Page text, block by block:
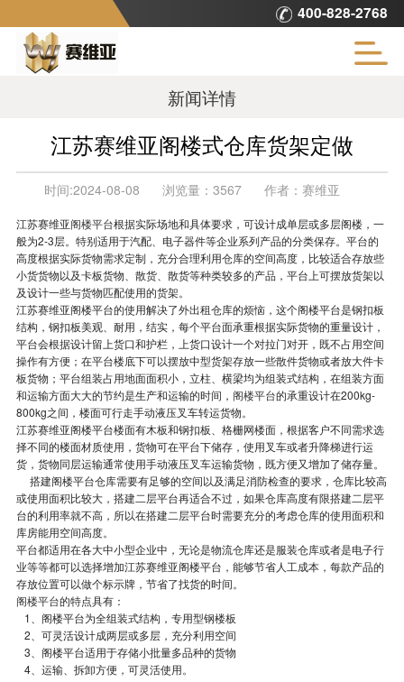
400-828-2768
新闻详情
江苏赛维亚阁楼式仓库货架定做
时间:2024-08-08 浏览量： 3567 作者： 赛维亚
江苏赛维亚阁楼平台根据实际场地和具体要求，可设计成单层或多层阁楼，一
般为2-3层。特别适用于汽配、电子器件等企业系列产品的分类保存。平台的
高度根据实际货物需求定制，充分合理利用仓库的空间高度，比较适合存放些
小货货物以及卡板货物、散货、散货等种类较多的产品，平台上可摆放货架以
及设计一些与货物匹配使用的货架。
江苏赛维亚阁楼平台的使用解决了外出租仓库的烦恼，这个阁楼平台是钢扣板
结构，钢扣板美观、耐用，结实，每个平台面承重根据实际货物的重量设计，
平台会根据设计留上货口和护栏，上货口设计一个对拉门对开，既不占用空间
操作有方便；在平台楼底下可以摆放中型货架存放一些散件货物或者放大件卡
板货物；平台组装占用地面面积小，立柱、横梁均为组装式结构，在组装方面
和运输方面大大的节约是生产和运输的时间， 阁楼平台的承重设计在200kg-
800kg之间，楼面可行走手动液压叉车转运货物。
江苏赛维亚阁楼平台楼面有木板和钢扣板、格栅网楼面，根据客户不同需求选
择不同的楼面材质使用，货物可在平台下储存，使用叉车或者升降梯进行运
货，货物同层运输通常使用手动液压叉车运输货物，既方便又增加了储存量。
搭建阁楼平台仓库需要有足够的空间以及满足消防检查的要求，仓库比较高
或使用面积比较大，搭建二层平台再适合不过，如果仓库高度有限搭建二层平
台的利用率就不高，所以在搭建二层平台时需要充分的考虑仓库的使用面积和
库房能用空间高度。
平台都适用在各大中小型企业中，无论是物流仓库还是服装仓库或者是电子行
业等等都可以选择增加江苏赛维亚阁楼平台，能够节省人工成本，每款产品的
存放位置可以做个标示牌，节省了找货的时间。
阁楼平台的特点具有：
1、阁楼平台为全组装式结构，专用型钢楼板
2、可灵活设计成两层或多层，充分利用空间
3、阁楼平台适用于存储小批量多品种的货物
4、运输、拆卸方便，可灵活使用。